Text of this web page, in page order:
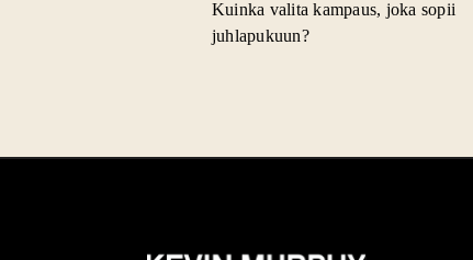
Kuinka valita kampaus, joka sopii
juhlapukuun?